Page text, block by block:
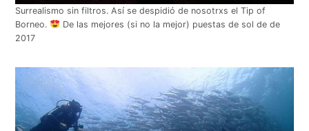
Surrealismo sin filtros. Así se despidió de nosotrxs el Tip of
Borneo.
De las mejores (si no la mejor) puestas de sol de de
2017